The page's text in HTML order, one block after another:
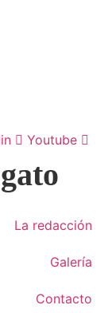
Youtube
La redacción
Galería
Contacto